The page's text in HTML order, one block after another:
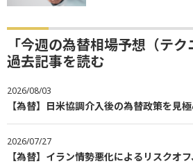
「今週の為替相場予想（テ
過去記事を読む
2026/08/03
【為替】日米協調介入後の為替政策を見
2026/07/27
【為替】イラン情勢悪化によるリスクオ